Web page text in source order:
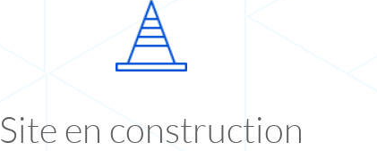
Site en construction